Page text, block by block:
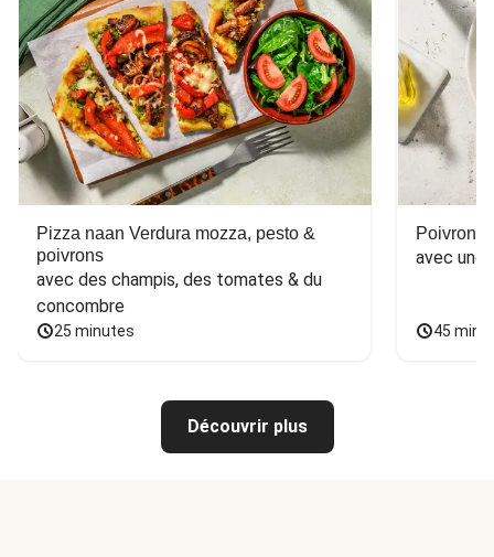
Pizza naan Verdura mozza, pesto &
poivrons
avec des champis, des tomates & du
concombre
25 minutes
Poivron
avec une
45
Découvrir plus